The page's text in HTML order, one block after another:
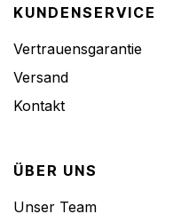
KUNDENSERVICE
Vertrauensgarantie
Versand
Kontakt
ÜBER UNS
Unser Team